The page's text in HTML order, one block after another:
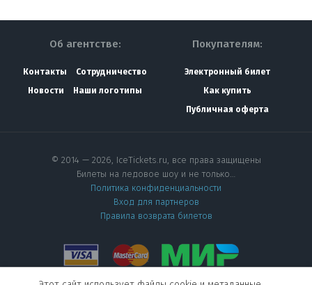
Об агентстве:
Контакты
Сотрудничество
Новости
Наши логотипы
Покупателям:
Электронный билет
Как купить
Публичная оферта
© 2014 — 2026, IceTickets.ru, все права защищены
Билеты на ледовое шоу и не только…
Политика конфиденциальности
Вход для партнеров
Правила возврата билетов